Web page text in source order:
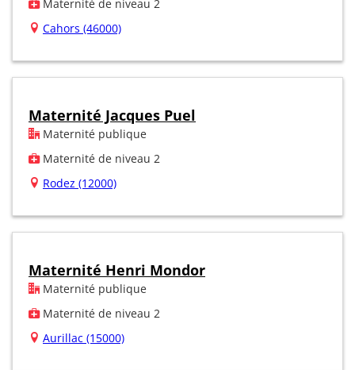
Maternité de niveau 2
Cahors (46000)
Maternité Jacques Puel
Maternité publique
Maternité de niveau 2
Rodez (12000)
Maternité Henri Mondor
Maternité publique
Maternité de niveau 2
Aurillac (15000)